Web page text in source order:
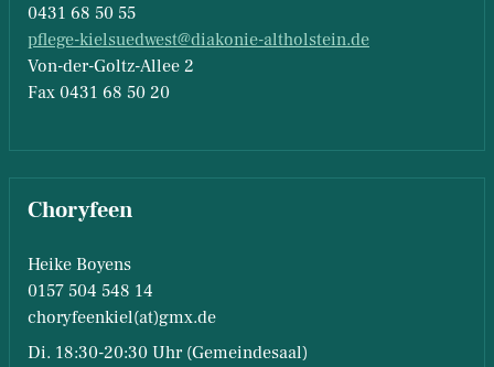
0431 68 50 55
pflege-kielsuedwest@diakonie-altholstein.de
Von-der-Goltz-Allee 2
Fax 0431 68 50 20
Choryfeen
Heike Boyens
0157 504 548 14
choryfeenkiel(at)gmx.de
Di. 18:30-20:30 Uhr (Gemeindesaal)